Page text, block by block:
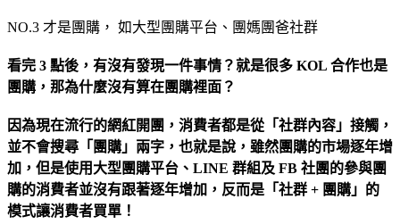
NO.3 才是團購， 如大型團購平台、團媽團爸社群
看完 3 點後，有沒有發現一件事情？就是很多 KOL 合作也是
團購，那為什麼沒有算在團購裡面？
因為現在流行的網紅開團，消費者都是從「社群內容」接觸，
並不會搜尋「團購」兩字，也就是說，雖然團購的市場逐年增
加，但是使用大型團購平台、LINE 群組及 FB 社團的參與團
購的消費者並沒有跟著逐年增加，反而是「社群 + 團購」的
模式讓消費者買單！